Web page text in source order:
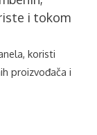
i tokom
koristi
proizvođača i